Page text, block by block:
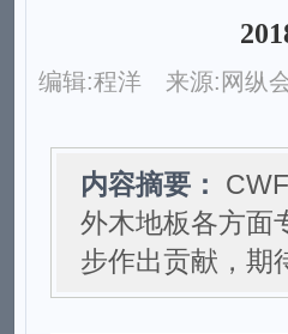
编辑:程洋 来源:网纵
内容摘要：
外木地板各方面
步作出贡献，